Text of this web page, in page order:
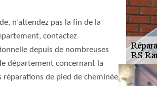
n’attendez pas la fin de la
contactez
depuis de nombreuses
département concernant la
réparations de pied de cheminée